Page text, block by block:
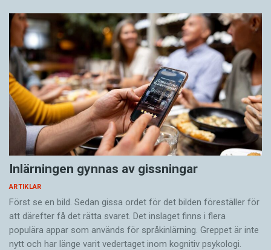
Inlärningen gynnas av gissningar
ARTIKLAR
Först se en bild. Sedan gissa ordet för det bilden föreställer för
att därefter få det rätta svaret. Det inslaget finns i flera
populära appar som används för språkinlärning. Greppet är inte
nytt och har länge varit vedertaget inom kognitiv psykologi.